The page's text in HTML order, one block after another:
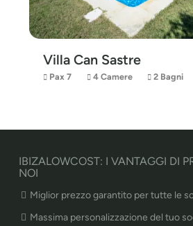
Villa Can Sastre
Pax 7 4 Camere 2 Bagni
IBIZALOWCOST: I VANTAGGI DI
NOI
Miglior prezzo garantito per tutte le
Massima personalizzazione del tuo